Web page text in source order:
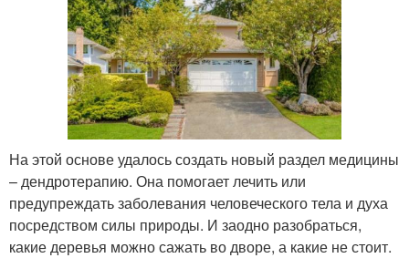
На этой основе удалось создать новый раздел медицины
– дендротерапию. Она помогает лечить или
предупреждать заболевания человеческого тела и духа
посредством силы природы. И заодно разобраться,
какие деревья можно сажать во дворе, а какие не стоит.